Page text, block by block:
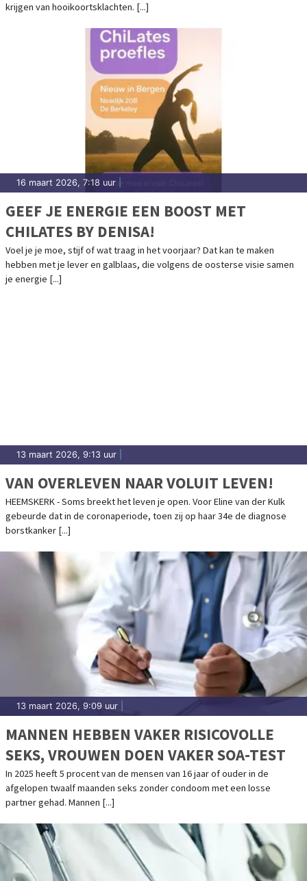
krijgen van hooikoortsklachten. [...]
16 maart 2026, 7:18 uur
GEEF JE ENERGIE EEN BOOST MET
CHILATES BY DENISA!
Voel je je moe, stijf of wat traag in het voorjaar? Dat kan te maken
hebben met je lever en galblaas, die volgens de oosterse visie samen
je energie [...]
13 maart 2026, 9:13 uur
VAN OVERLEVEN NAAR VOLUIT LEVEN!
HEEMSKERK - Soms breekt het leven je open. Voor Eline van der Kulk
gebeurde dat in de coronaperiode, toen zij op haar 34e de diagnose
borstkanker [...]
13 maart 2026, 9:09 uur
MANNEN HEBBEN VAKER RISICOVOLLE
SEKS, VROUWEN DOEN VAKER SOA-TEST
In 2025 heeft 5 procent van de mensen van 16 jaar of ouder in de
afgelopen twaalf maanden seks zonder condoom met een losse
partner gehad. Mannen [...]